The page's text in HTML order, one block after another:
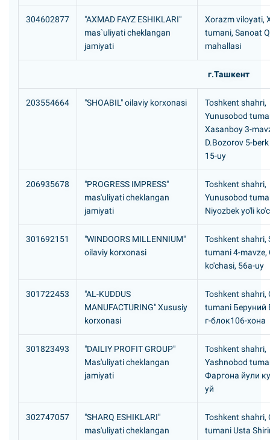
304602877
"AXMAD FAYZ ESHIKLARI"
mas`uliyati cheklangan
jamiyati
Xorazm viloyati,
tumani, Sanoat
mahallasi
г.Ташкент
203554664 "SHOABIL" oilaviy korxonasi
Toshkent shahri,
Yunusobod
Хаsanboy 3-
D.Bozorov 5-
15-uy
206935678
"PROGRESS IMPRESS"
mas'uliyati cheklangan
jamiyati
Toshkent shahri,
Yunusobod
Niyozbek yo'li
301692151
"WINDOORS MILLENNIUM"
oilaviy korxonasi
Toshkent shahri,
tumani 4-mavze,
ko'chasi, 56a-uy
301722453
"AL-KUDDUS
MANUFACTURING" Xususiy
korxonasi
Toshkent shahri,
tumani Беруний
г-блок106-хона
301823493
"DAILIY PROFIT GROUP"
Mas'uliyati cheklangan
jamiyati
Toshkent shahri,
Yashnobod
Фаргона йули
уй
302747057
"SHARQ ESHIKLARI"
mas'uliyati cheklangan
Toshkent shahri,
tumani Usta